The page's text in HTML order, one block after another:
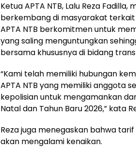
Ketua APTA NTB, Lalu Reza
berkembang di masyarakat terkait
APTA NTB berkomitmen untuk
yang saling menguntungkan
bersama khususnya di bidang
“Kami telah memiliki hubungan
APTA NTB yang memiliki anggota
kepolisian untuk mengamankan
Natal dan Tahun Baru 2026,” kata
Reza juga menegaskan bahwa
akan mengalami kenaikan.